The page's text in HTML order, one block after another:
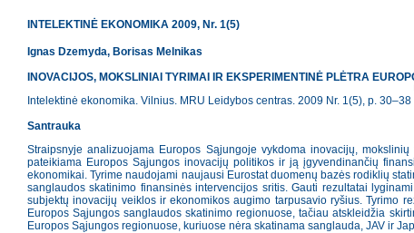
INTELEKTINĖ EKONOMIKA 2009, Nr. 1(5)
Ignas Dzemyda, Borisas Melnikas
INOVACIJOS, MOKSLINIAI TYRIMAI IR EKSPERIMENTINĖ PLĖTRA
Intelektinė ekonomika. Vilnius. MRU Leidybos centras. 2009 Nr. 1(5), p. 30–38
Santrauka
Straipsnyje analizuojama Europos Sąjungoje vykdoma inovacijų,
pateikiama Europos Sąjungos inovacijų politikos ir ją įgyvendinančių
ekonomikai. Tyrime naudojami naujausi Eurostat duomenų bazės rodiklių
sanglaudos skatinimo finansinės intervencijos sritis. Gauti rezultatai
subjektų inovacijų veiklos ir ekonomikos augimo tarpusavio ryšius. Tyrimo
Europos Sąjungos sanglaudos skatinimo regionuose, tačiau atskleidžia
Europos Sąjungos regionuose, kuriuose nėra skatinama sanglauda, JAV ir